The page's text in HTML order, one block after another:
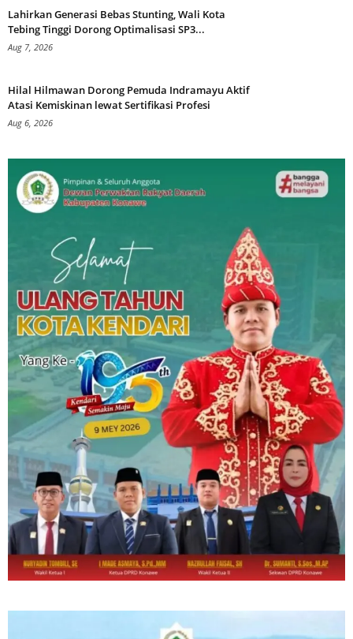
Lahirkan Generasi Bebas Stunting, Wali Kota
Tebing Tinggi Dorong Optimalisasi SP3...
Aug 7, 2026
Hilal Hilmawan Dorong Pemuda Indramayu Aktif
Atasi Kemiskinan lewat Sertifikasi Profesi
Aug 6, 2026